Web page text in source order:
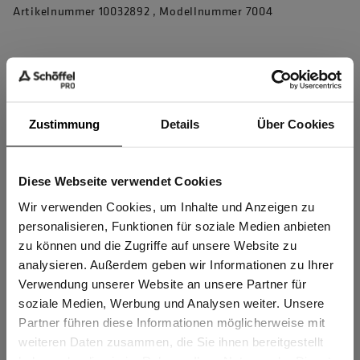
Zustimmung Details Über Cookies
Diese Webseite verwendet Cookies
Wir verwenden Cookies, um Inhalte und Anzeigen zu
personalisieren, Funktionen für soziale Medien anbieten
zu können und die Zugriffe auf unsere Website zu
analysieren. Außerdem geben wir Informationen zu Ihrer
Verwendung unserer Website an unsere Partner für
soziale Medien, Werbung und Analysen weiter. Unsere
Partner führen diese Informationen möglicherweise mit
weiteren Daten zusammen, die Sie ihnen bereitgestellt
Artikelnummer 10032892 , Modellnummer 7004
Produkteigenschaften
4-Wege-Stretch für perfekte Bewegungsfreiheit
Schlaufe an Vordertasche zur sicheren Befestigung wichtiger
Dinge
2 Vordertaschen, 1 Reißverschlusstasche, 2 Gesäßtaschen
1 Beintasche
mehr anzeigen
Sind Sie
Gewerbetreibender?
Ich bestätige, dass ich Gewerbetreibender bin. Alle
Preise werden netto ausgewiesen.